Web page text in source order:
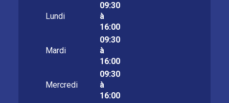
Lundi
09:30
à
16:00
Mardi
09:30
à
16:00
Mercredi
09:30
à
16:00